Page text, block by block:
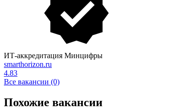
ИТ-аккредитация Минцифры
smarthorizon.ru
4.83
Все вакансии (0)
Похожие вакансии